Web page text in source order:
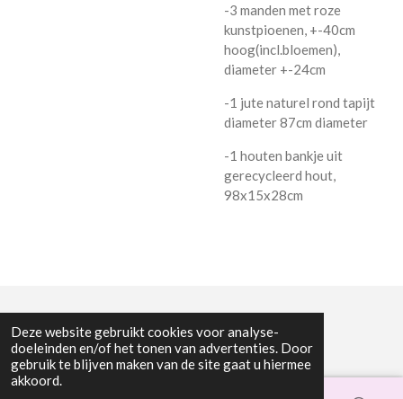
Deze website gebruikt cookies voor analyse-
doeleinden en/of het tonen van advertenties. Door
gebruik te blijven maken van de site gaat u hiermee
akkoord.
-3 manden met roze
kunstpioenen, +-40cm
hoog(incl.bloemen),
diameter +-24cm
-1 jute naturel rond tapijt
diameter 87cm diameter
-1 houten bankje uit
gerecycleerd hout,
98x15x28cm
Powered byJouwWeb